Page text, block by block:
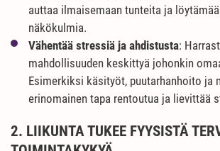
auttaa ilmaisemaan tunteita ja
näkökulmia.
Vähentää stressiä ja ahdistusta:
mahdollisuuden keskittyä johonkin
Esimerkiksi käsityöt, puutarhanhoito ja
erinomainen tapa rentoutua ja lievittää
2. LIIKUNTA TUKEE FYYSISTÄ